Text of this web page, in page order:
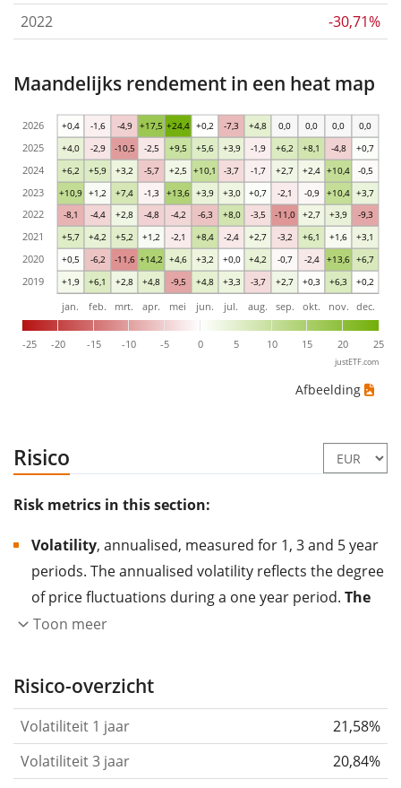
2022
-30,71%
Maandelijks rendement in een heat map
+1,9 +6,1 +2,8 +4,8 -9,5 +4,8 +3,3 -3,7 +2,7 +0,3 +6,3 +0,2
+0,5 -6,2 -11,6 +14,2 +4,6 +3,2 +0,0 +4,2 -0,7 -2,4 +13,6 +6,7
+5,7 +4,2 +5,2 +1,2 -2,1 +8,4 -2,4 +2,7 -3,2 +6,1 +1,6 +3,1
-8,1 -4,4 +2,8 -4,8 -4,2 -6,3 +8,0 -3,5 -11,0 +2,7 +3,9 -9,3
+10,9 +1,2 +7,4 -1,3 +13,6 +3,9 +3,0 +0,7 -2,1 -0,9 +10,4 +3,7
+6,2 +5,9 +3,2 -5,7 +2,5 +10,1 -3,7 -1,7 +2,7 +2,4 +10,4 -0,5
+4,0 -2,9 -10,5 -2,5 +9,5 +5,6 +3,9 -1,9 +6,2 +8,1 -4,8 +0,7
+0,4 -1,6 -4,9 +17,5 +24,4 +0,2 -7,3 +4,8 0,0 0,0 0,0 0,0
-25 -20 -15 -10 -5 0 5 10 15 20 25
jan. feb. mrt. apr. mei jun. jul. aug. sep. okt. nov. dec.
2019
2020
2021
2022
2023
2024
2025
2026
justETF.com
Afbeelding
Risico
Risk metrics in this section:
Volatility, annualised, measured for 1, 3 and 5 year
periods. The annualised volatility reflects the degree
of price fluctuations during a one year period. The
higher the volatility, the more significantly the
the past.
Assets with higher volatility are generally
based on the data for the past 1, 3 and 5 years so
that you can see if price fluctuations for the ETF
became stronger or weaker over time.
Toon meer
Risico-overzicht
Volatiliteit 1 jaar
21,58%
Volatiliteit 3 jaar
20,84%